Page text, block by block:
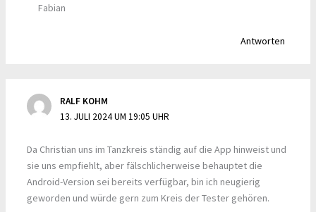
Fabian
Antworten
RALF KOHM
13. JULI 2024 UM 19:05 UHR
Da Christian uns im Tanzkreis ständig auf die App hinweist und
sie uns empfiehlt, aber fälschlicherweise behauptet die
Android-Version sei bereits verfügbar, bin ich neugierig
geworden und würde gern zum Kreis der Tester gehören.